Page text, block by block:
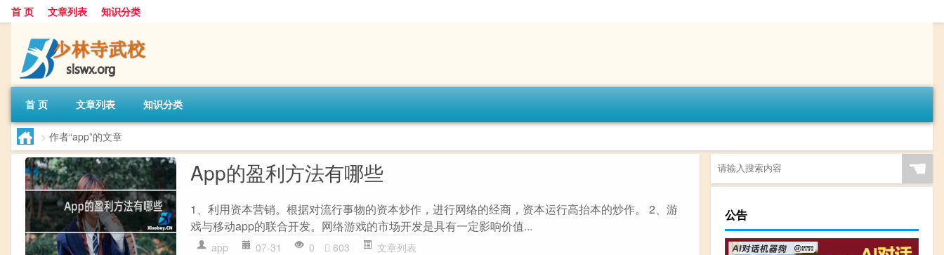
首 页 文章列表 知识分类
首 页 文章列表 知识分类
> 作者“app”的文章
App的盈利方法有哪些
1、利用资本营销。根据对流行事物的资本炒作，进行网络的经商，资本运行高抬本的炒作。 2、游
戏与移动app的联合开发。网络游戏的市场开发是具有一定影响价值...
app 07-31 0 603 文章列表
☚
公告